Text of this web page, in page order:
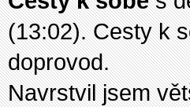
(13:02). Cesty k
doprovod.
Navrstvil jsem